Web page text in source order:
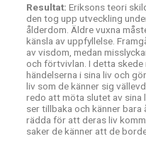
Resultat: Eriksons teori
den tog upp utveckling
ålderdom. Äldre vuxna
känsla av uppfyllelse.
av visdom, medan
och förtvivlan. I detta
händelserna i sina liv och
liv som de känner sig
redo att möta slutet av sina
ser tillbaka och känner
rädda för att deras liv
saker de känner att de borde